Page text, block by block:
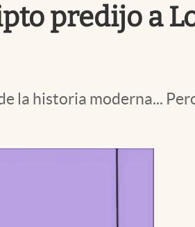
predijo a
la historia moderna...